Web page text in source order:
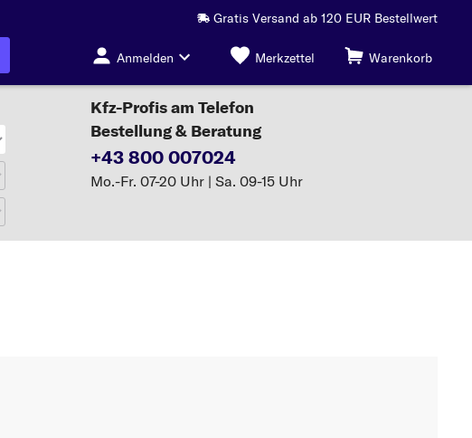
Gratis Versand ab 120 EUR Bestellwert
Anmelden Merkzettel Warenkorb
Kfz-Profis am Telefon
Bestellung & Beratung
+43 800 007024
Mo.-Fr. 07-20 Uhr | Sa. 09-15 Uhr